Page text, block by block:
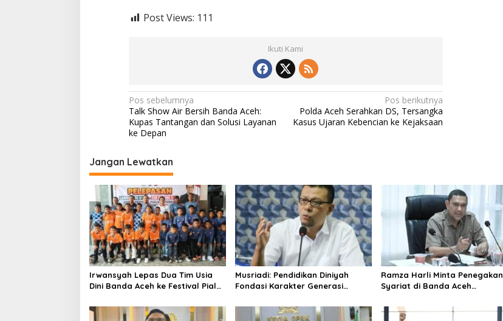
Post Views: 111
Ikuti Kami
N
a
v
i
g
a
s
i
p
o
s
Pos sebelumnya
Talk Show Air Bersih Banda Aceh:
Kupas Tantangan dan Solusi Layanan
ke Depan
Pos berikutnya
Polda Aceh Serahkan DS, Tersangka
Kasus Ujaran Kebencian ke Kejaksaan
Jangan Lewatkan
Irwansyah Lepas Dua Tim Usia
Dini Banda Aceh ke Festival Piala
Musriadi: Pendidikan Diniyah
Fondasi Karakter Generasi
Ramza Harli Minta Penegakan
Syariat di Banda Aceh